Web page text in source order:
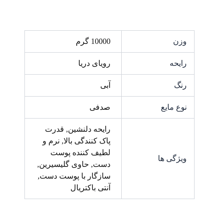
وزن 10000 گرم
رایحه رویای دریا
رنگ آبی
نوع مایع صدفی
ویژگی ها
رایحه دلنشین, قدرت
پاک کنندگی بالا, نرم و
لطیف کننده پوست
دست, حاوی گلیسیرین,
سازگار با پوست دست,
آنتی باکتریال